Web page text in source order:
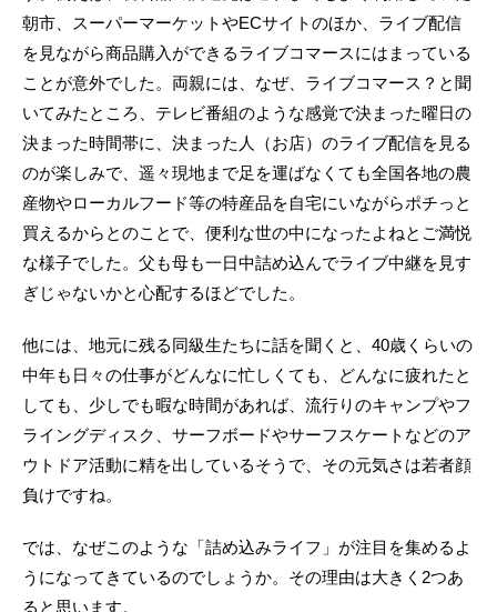
朝市、スーパーマーケットやECサイトのほか、ライブ配信
を見ながら商品購入ができるライブコマースにはまっている
ことが意外でした。両親には、なぜ、ライブコマース？と聞
いてみたところ、テレビ番組のような感覚で決まった曜日の
決まった時間帯に、決まった人（お店）のライブ配信を見る
のが楽しみで、遥々現地まで足を運ばなくても全国各地の農
産物やローカルフード等の特産品を自宅にいながらポチっと
買えるからとのことで、便利な世の中になったよねとご満悦
な様子でした。父も母も一日中詰め込んでライブ中継を見す
ぎじゃないかと心配するほどでした。
他には、地元に残る同級生たちに話を聞くと、40歳くらいの
中年も日々の仕事がどんなに忙しくても、どんなに疲れたと
しても、少しでも暇な時間があれば、流行りのキャンプやフ
ライングディスク、サーフボードやサーフスケートなどのア
ウトドア活動に精を出しているそうで、その元気さは若者顔
負けですね。
では、なぜこのような「詰め込みライフ」が注目を集めるよ
うになってきているのでしょうか。その理由は大きく2つあ
ると思います。